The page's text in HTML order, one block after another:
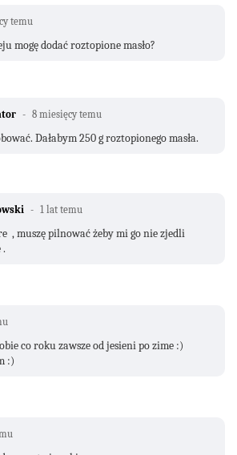
temu
mogę dodać roztopione masło?
8 miesięcy temu
Dałabym 250 g roztopionego masła.
1 lat temu
, muszę pilnować żeby mi go nie zjedli
.
co roku zawsze od jesieni po zime :)
:)